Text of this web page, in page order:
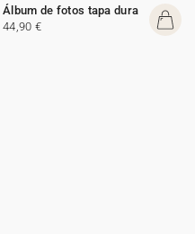
Álbum de fotos tapa dura
44,90 €